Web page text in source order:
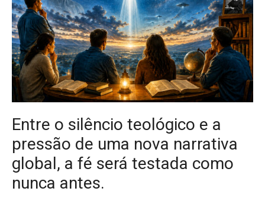
Entre o silêncio teológico e a
pressão de uma nova narrativa
global, a fé será testada como
nunca antes.